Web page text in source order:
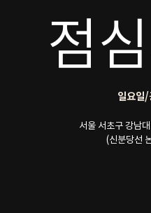
점
일요일/
서울 서초구 강남
(신분당선